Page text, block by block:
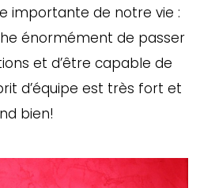
importante de notre vie :
énormément de passer
et d’être capable de
d’équipe est très fort et
bien!